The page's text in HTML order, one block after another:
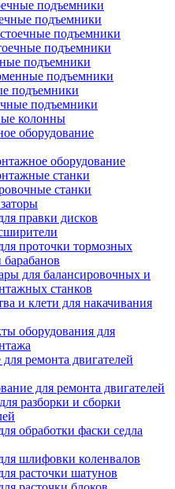
подъемники
подъемники
подъемники
подъемники
подъемники
подъемники
подъемники
подъемники
колонны
оборудование
оборудование
станки
станки
правки дисков
проточки тормозных
барабанов
для балансировочных и
станков
и клети для накачивания
оборудования для
ремонта двигателей
для ремонта двигателей
разборки и сборки
обработки фаски седла
шлифовки коленвалов
расточки шатунов